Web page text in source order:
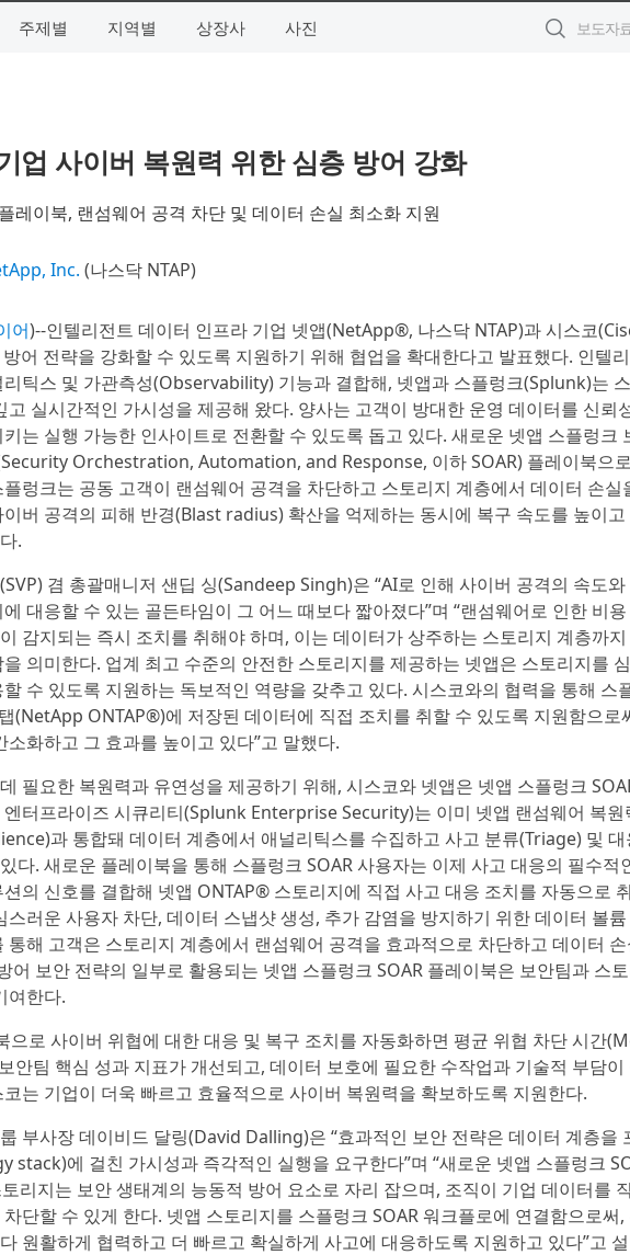
주제별 지역별 상장사 사진
업 사이버 복원력 위한 심층 방어 강화
레이북, 랜섬웨어 공격 차단 및 데이터 손실 최소화 지원
Inc. (나스닥 NTAP)
어)--인텔리전트 데이터 인프라 기업 넷앱(NetApp®, 나스닥 NTAP)과 시스코
어 전략을 강화할 수 있도록 지원하기 위해 협업을 확대한다고 발표했다. 인텔
틱스 및 가관측성(Observability) 기능과 결합해, 넷앱과 스플렁크(Splunk)는
실시간적인 가시성을 제공해 왔다. 양사는 고객이 방대한 운영 데이터를 신뢰
는 실행 가능한 인사이트로 전환할 수 있도록 돕고 있다. 새로운 넷앱 스플렁크
Orchestration, Automation, and Response, 이하 SOAR) 플레이북으
렁크는 공동 고객이 랜섬웨어 공격을 차단하고 스토리지 계층에서 데이터 손실
버 공격의 피해 반경(Blast radius) 확산을 억제하는 동시에 복구 속도를 높이고
.
겸 총괄매니저 샌딥 싱(Sandeep Singh)은 “AI로 인해 사이버 공격의 속도와
대응할 수 있는 골든타임이 그 어느 때보다 짧아졌다”며 “랜섬웨어로 인한 비용
감지되는 즉시 조치를 취해야 하며, 이는 데이터가 상주하는 스토리지 계층까지
의미한다. 업계 최고 수준의 안전한 스토리지를 제공하는 넷앱은 스토리지를
수 있도록 지원하는 독보적인 역량을 갖추고 있다. 시스코와의 협력을 통해 스
(NetApp ONTAP®)에 저장된 데이터에 직접 조치를 취할 수 있도록 지원함으로
화하고 그 효과를 높이고 있다”고 말했다.
필요한 복원력과 유연성을 제공하기 위해, 시스코와 넷앱은 넷앱 스플렁크
터프라이즈 시큐리티(Splunk Enterprise Security)는 이미 넷앱 랜섬웨어 복원
과 통합돼 데이터 계층에서 애널리틱스를 수집하고 사고 분류(Triage) 및 대
다. 새로운 플레이북을 통해 스플렁크 SOAR 사용자는 이제 사고 대응의 필수적
의 신호를 결합해 넷앱 ONTAP® 스토리지에 직접 사고 대응 조치를 자동으로
러운 사용자 차단, 데이터 스냅샷 생성, 추가 감염을 방지하기 위한 데이터 볼륨
통해 고객은 스토리지 계층에서 랜섬웨어 공격을 효과적으로 차단하고 데이터
어 보안 전략의 일부로 활용되는 넷앱 스플렁크 SOAR 플레이북은 보안팀과 스
여한다.
으로 사이버 위협에 대한 대응 및 복구 조치를 자동화하면 평균 위협 차단 시간
안팀 핵심 성과 지표가 개선되고, 데이터 보호에 필요한 수작업과 기술적 부담이
는 기업이 더욱 빠르고 효율적으로 사이버 복원력을 확보하도록 지원한다.
부사장 데이비드 달링(David Dalling)은 “효과적인 보안 전략은 데이터 계층을
stack)에 걸친 가시성과 즉각적인 실행을 요구한다”며 “새로운 넷앱 스플렁크
리지는 보안 생태계의 능동적 방어 요소로 자리 잡으며, 조직이 기업 데이터를
단할 수 있게 한다. 넷앱 스토리지를 스플렁크 SOAR 워크플로에 연결함으로써,
원활하게 협력하고 더 빠르고 확실하게 사고에 대응하도록 지원하고 있다”고